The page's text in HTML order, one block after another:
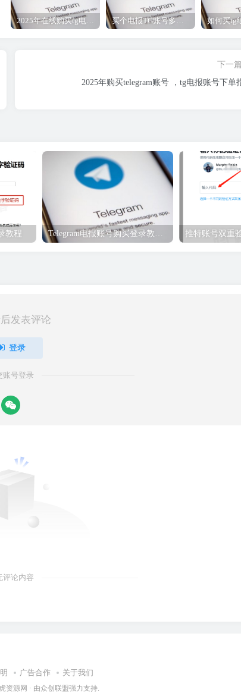
2025年在线购买tg电报账号，tg纸飞机成品帐号批发一人一号 买个电报TG账号多少钱-电报号低价购买-电报账号4元一个
下一
2025年购买telegram账号 ，tg电报账号下单
教程 Telegram电报账号购买登录教程（必看） 推特账号双重
发表评论
登录
账号登录
评论内容
广告合作 关于我们
资源网 · 由众创联盟强力支持.